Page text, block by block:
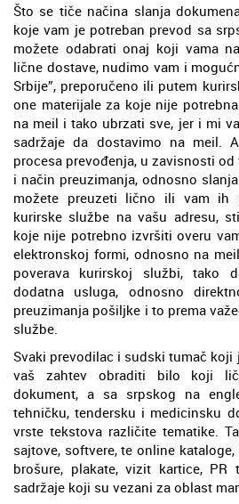
Što se tiče načina slanja
koje vam je potreban prevod sa
možete odabrati onaj koji vama
lične dostave, nudimo vam i
Srbije”, preporučeno ili putem
one materijale za koje nije
na meil i tako ubrzati sve, jer i mi
sadržaje da dostavimo na meil.
procesa prevođenja, u zavisnosti
i način preuzimanja, odnosno
možete preuzeti lično ili vam ih
kurirske službe na vašu adresu,
koje nije potrebno izvršiti overu
elektronskoj formi, odnosno na
poverava kurirskoj službi, tako
dodatna usluga, odnosno
preuzimanja pošiljke i to prema
službe.
Svaki prevodilac i sudski tumač koji
vaš zahtev obraditi bilo koji
dokument, a sa srpskog na
tehničku, tendersku i medicinsku
vrste tekstova različite tematike.
sajtove, softvere, te online
brošure, plakate, vizit kartice,
sadržaje koji su vezani za oblast